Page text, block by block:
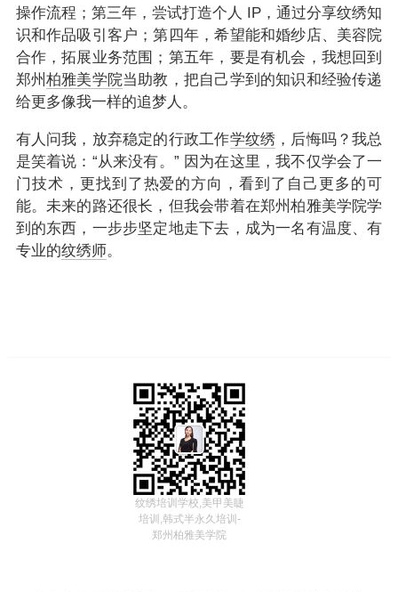
操作流程；第三年，尝试打造个人 IP，通过分享纹绣知
识和作品吸引客户；第四年，希望能和婚纱店、美容院
合作，拓展业务范围；第五年，要是有机会，我想回到
郑州 柏雅美学院当助教，把自己学到的知识和经验传递
给更多像我一样的追梦人。
有人问我，放弃稳定的行政工作学纹绣 ，后悔吗？我总
是笑着说：“从来没有。” 因为在这里，我不仅学会了一
门技术，更找到了热爱的方向，看到了自己更多的可
能。未来的路还很长，但我会带着在郑州柏雅美学院学
到的东西，一步步坚定地走下去，成为一名有温度、有
专业的纹绣师。
纹绣培训学校,美甲美睫
培训,韩式半永久培训-
郑州柏雅美学院